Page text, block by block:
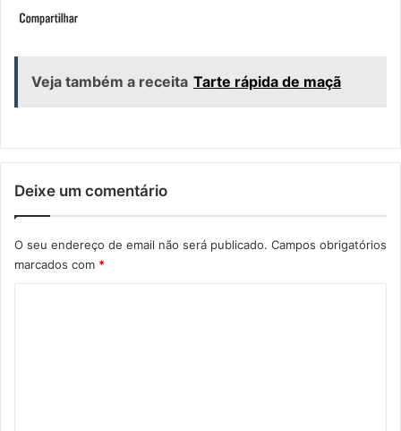
Veja também a receita Tarte rápida de maçã
Deixe um comentário
O seu endereço de email não será publicado. Campos obrigatórios
marcados com *